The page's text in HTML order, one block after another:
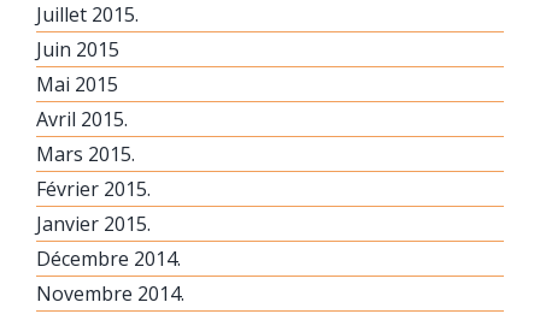
Juillet 2015.
Juin 2015
Mai 2015
Avril 2015.
Mars 2015.
Février 2015.
Janvier 2015.
Décembre 2014.
Novembre 2014.